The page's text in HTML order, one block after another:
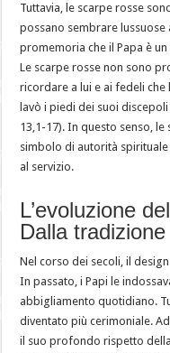
Tuttavia, le scarpe rosse
possano sembrare lussuose
promemoria che il Papa è
Le scarpe rosse non sono
ricordare a lui e ai fedeli che
lavò i piedi dei suoi
13,1-17). In questo senso,
simbolo di autorità spirituale
al servizio.
L’evoluzione
Dalla
Nel corso dei secoli, il
In passato, i Papi le
abbigliamento quotidiano.
diventato più cerimoniale.
il suo profondo rispetto